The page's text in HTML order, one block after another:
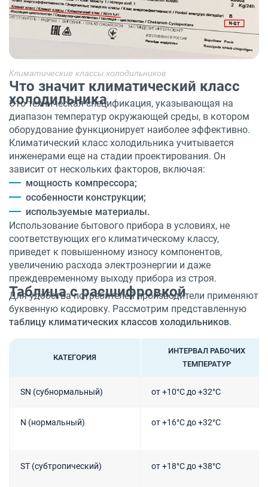
Климатические классы холодильников
Что значит климатический класс
холодильника
Это техническая спецификация, указывающая на
диапазон температур окружающей среды, в котором
оборудование функционирует наиболее эффективно.
Климатический класс холодильника учитывается
инженерами еще на стадии проектирования. Он
зависит от нескольких факторов, включая:
мощность компрессора;
особенности конструкции;
используемые материалы.
Использование бытового прибора в условиях, не
соответствующих его климатическому классу,
приведет к повышенному износу компонентов,
увеличению расхода электроэнергии и даже
преждевременному выходу прибора из строя.
Таблица с расшифровкой
Для удобства потребителей производители применяют
буквенную кодировку. Рассмотрим представленную
таблицу климатических классов холодильников.
КАТЕГОРИЯ
ИНТЕРВАЛ РАБОЧИХ
ТЕМПЕРАТУР
SN (субнормальный) от +10°C до +32°C
N (нормальный) от +16°C до +32°C
ST (субтропический) от +18°C до +38°C